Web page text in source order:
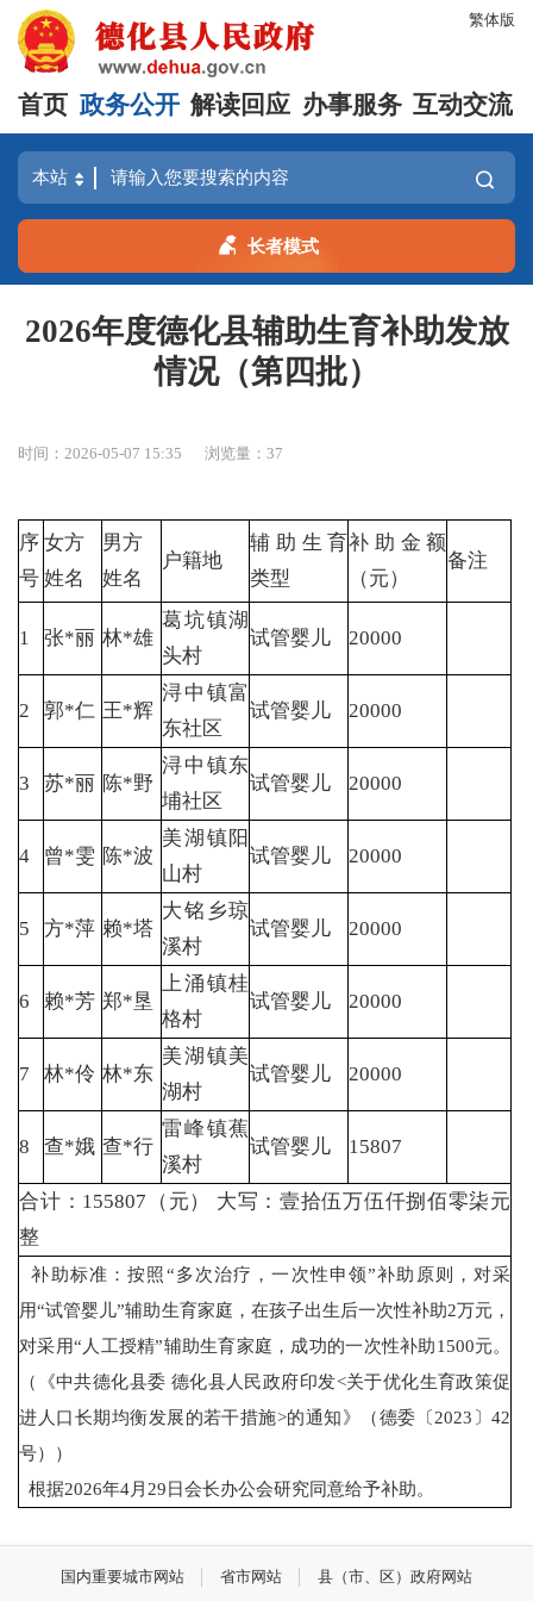
繁体版
首页 政务公开 解读回应 办事服务 互动交流
长者模式
2026年度德化县辅助生育补助发放
情况（第四批）
时间：2026-05-07 15:35 浏览量：37
序
号
女方
姓名
男方
姓名
户籍地
辅助生育
类型
补助金额
（元）
备注
1 张*丽 林*雄
葛坑镇湖
头村
试管婴儿 20000
2 郭*仁 王*辉
浔中镇富
东社区
试管婴儿 20000
3 苏*丽 陈*野
浔中镇东
埔社区
试管婴儿 20000
4 曾*雯 陈*波
美湖镇阳
山村
试管婴儿 20000
5 方*萍 赖*塔
大铭乡琼
溪村
试管婴儿 20000
6 赖*芳 郑*垦
上涌镇桂
格村
试管婴儿 20000
7 林*伶 林*东
美湖镇美
湖村
试管婴儿 20000
8 查*娥 查*行
雷峰镇蕉
溪村
试管婴儿 15807
合计：155807（元） 大写：壹拾伍万伍仟捌佰零柒元
整
补助标准：按照“多次治疗，一次性申领”补助原则，对采
用“试管婴儿”辅助生育家庭，在孩子出生后一次性补助2万元，
对采用“人工授精”辅助生育家庭，成功的一次性补助1500元。
（《中共德化县委 德化县人民政府印发<关于优化生育政策促
进人口长期均衡发展的若干措施>的通知》（德委〔2023〕42
号））
根据2026年4月29日会长办公会研究同意给予补助。
国内重要城市网站 省市网站 县（市、区）政府网站